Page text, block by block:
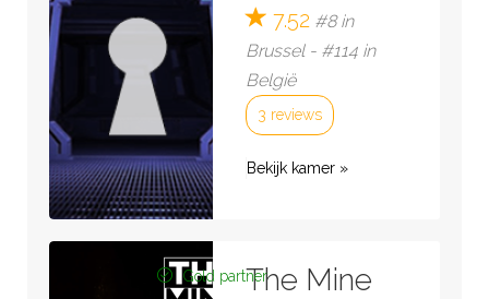
7.52 #8 in
Brussel - #114 in
België
3 reviews
Bekijk kamer »
Gold partnerThe Mine